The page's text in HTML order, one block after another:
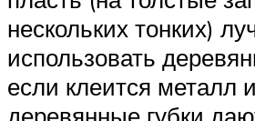
нескольких тонких)
использовать
если клеится металл